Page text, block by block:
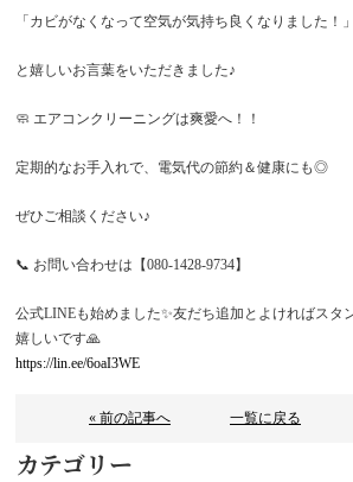
「カビがなくなって空気が気持ち良くなりました！」
と嬉しいお言葉をいただきました♪
🧼 エアコンクリーニングは爽愛へ！！
定期的なお手入れで、電気代の節約＆健康にも◎
ぜひご相談ください♪
📞 お問い合わせは【080-1428-9734】
公式LINEも始めました✨友だち追加とよければスタ
嬉しいです🙏
https://lin.ee/6oaI3WE
« 前の記事へ 一覧に戻る
カテゴリー